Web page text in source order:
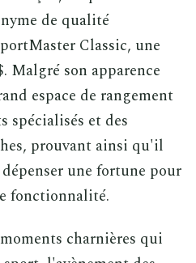
de qualité
Classic, une
Malgré son apparence
espace de rangement
spécialisés et des
prouvant ainsi qu'il
une fortune pour
fonctionnalité.
charnières qui